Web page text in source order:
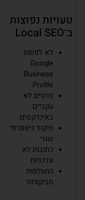
טעויות נפוצות
ב־Local SEO
לא לפתוח
Google
Business
Profile
פרטים לא
עקביים
באינדקסים
מיקוד גיאוגרפי
שגוי
כתובות לא
עדכניות
התעלמות
מביקורות